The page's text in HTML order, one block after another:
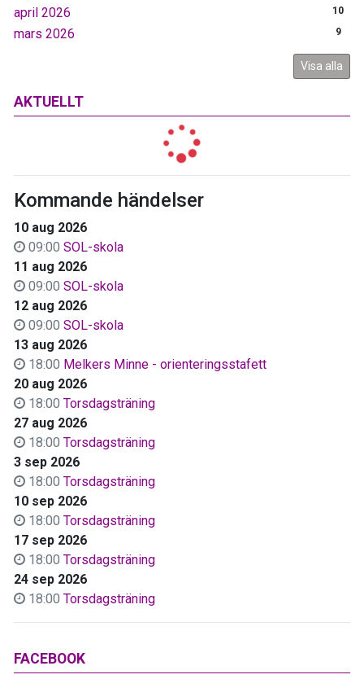
april 2026 10
mars 2026 9
Visa alla
AKTUELLT
Kommande händelser
10 aug 2026
09:00 SOL-skola
11 aug 2026
09:00 SOL-skola
12 aug 2026
09:00 SOL-skola
13 aug 2026
18:00 Melkers Minne - orienteringsstafett
20 aug 2026
18:00 Torsdagsträning
27 aug 2026
18:00 Torsdagsträning
3 sep 2026
18:00 Torsdagsträning
10 sep 2026
18:00 Torsdagsträning
17 sep 2026
18:00 Torsdagsträning
24 sep 2026
18:00 Torsdagsträning
FACEBOOK